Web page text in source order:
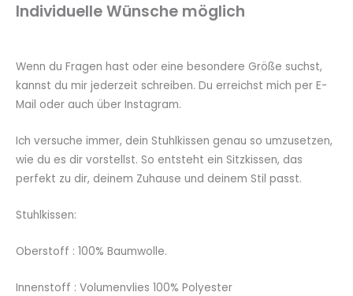
Individuelle Wünsche möglich
Wenn du Fragen hast oder eine besondere Größe suchst,
kannst du mir jederzeit schreiben. Du erreichst mich per E-
Mail oder auch über Instagram.
Ich versuche immer, dein Stuhlkissen genau so umzusetzen,
wie du es dir vorstellst. So entsteht ein Sitzkissen, das
perfekt zu dir, deinem Zuhause und deinem Stil passt.
Stuhlkissen:
Oberstoff : 100% Baumwolle.
Innenstoff : Volumenvlies 100% Polyester